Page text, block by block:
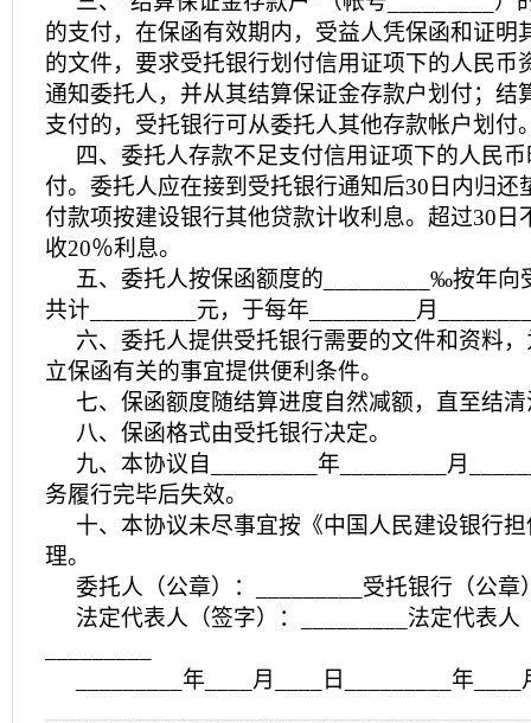
的支付，在保函有效期内，受益人凭保函和证明
的文件，要求受托银行划付信用证项下的人民币
通知委托人，并从其结算保证金存款户划付；结
支付的，受托银行可从委托人其他存款帐户划付
四、委托人存款不足支付信用证项下的人民
付。委托人应在接到受托银行通知后30日内归还
付款项按建设银行其他贷款计收利息。超过30日
收20％利息。
五、委托人按保函额度的_________‰按年向
共计_________元，于每年_________月
六、委托人提供受托银行需要的文件和资料
立保函有关的事宜提供便利条件。
七、保函额度随结算进度自然减额，直至结
八、保函格式由受托银行决定。
九、本协议自_________年_________月
务履行完毕后失效。
十、本协议未尽事宜按《中国人民建设银行
理。
委托人（公章）：_________受托银行（公章
法定代表人（签字）：_________法定代表人
_________年____月____日_________年____